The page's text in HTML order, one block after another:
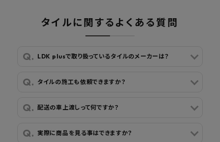
タイルに関するよくある質問
LDK plusで取り扱っているタイルのメーカーは？
タイルの施工も依頼できますか？
配送の車上渡しって何ですか？
実際に商品を見る事はできますか？